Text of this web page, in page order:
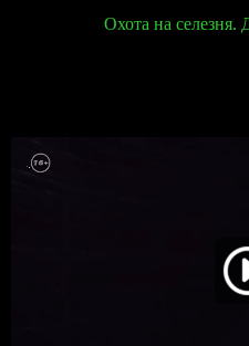
Охота на селезня.